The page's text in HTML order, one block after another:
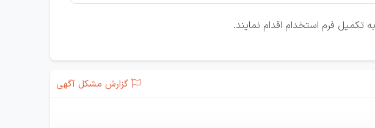
تکمیل فرم استخدام اقدام نمایند.
گزارش مشکل آگهی